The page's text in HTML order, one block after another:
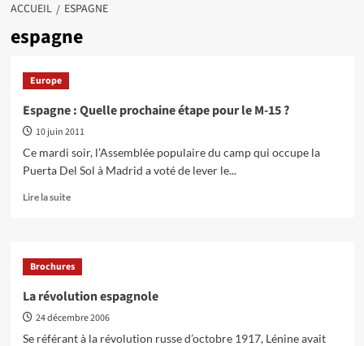
ACCUEIL ESPAGNE
espagne
Europe
Espagne : Quelle prochaine étape pour le M-15 ?
10 juin 2011
Ce mardi soir, l’Assemblée populaire du camp qui occupe la
Puerta Del Sol à Madrid a voté de lever le...
Lire la suiteEn
Espagne
:
prochaine
étape
pour
Brochures
La révolution espagnole
24 décembre 2006
Se référant à la révolution russe d’octobre 1917, Lénine avait